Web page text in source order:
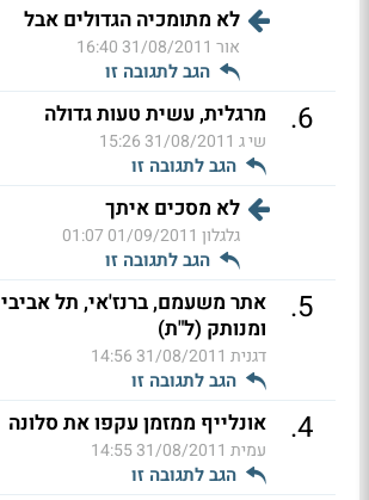
לא מתומכיה הגדולים אבל
אור 31/08/2011 16:40
הגב לתגובה זו
6
. מרגלית, עשית טעות גדולה
שי ג 31/08/2011 15:26
הגב לתגובה זו
לא מסכים איתך
גלגלון 01/09/2011 01:07
הגב לתגובה זו
5
.
אתר משעמם, ברנז'אי, תל אביבי
ומנותק (ל"ת)
דגנית 31/08/2011 14:56
הגב לתגובה זו
4
. אונלייף ממזמן עקפו את סלונה
עמית 31/08/2011 14:55
הגב לתגובה זו